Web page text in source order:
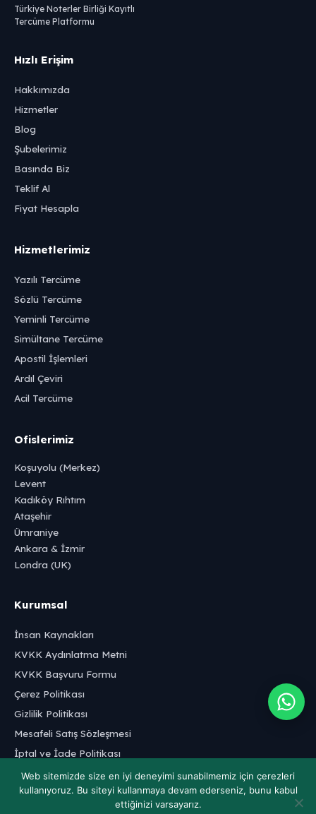
Türkiye Noterler Birliği Kayıtlı
Tercüme Platformu
Hızlı Erişim
Hakkımızda
Hizmetler
Blog
Şubelerimiz
Basında Biz
Teklif Al
Fiyat Hesapla
Hizmetlerimiz
Yazılı Tercüme
Sözlü Tercüme
Yeminli Tercüme
Simültane Tercüme
Apostil İşlemleri
Ardıl Çeviri
Acil Tercüme
Ofislerimiz
Koşuyolu (Merkez)
Levent
Kadıköy Rıhtım
Ataşehir
Ümraniye
Ankara & İzmir
Londra (UK)
Kurumsal
İnsan Kaynakları
KVKK Aydınlatma Metni
KVKK Başvuru Formu
Çerez Politikası
Gizlilik Politikası
Mesafeli Satış Sözleşmesi
İptal ve İade Politikası
Web sitemizde size en iyi deneyimi sunabilmemiz için çerezleri
kullanıyoruz. Bu siteyi kullanmaya devam ederseniz, bunu kabul
ettiğinizi varsayarız.